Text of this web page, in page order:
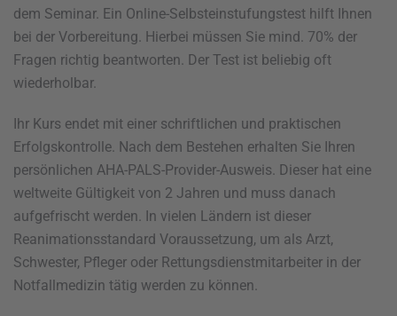
dem Seminar. Ein Online-Selbsteinstufungstest hilft Ihnen
bei der Vorbereitung. Hierbei müssen Sie mind. 70% der
Fragen richtig beantworten. Der Test ist beliebig oft
wiederholbar.
Ihr Kurs endet mit einer schriftlichen und praktischen
Erfolgskontrolle. Nach dem Bestehen erhalten Sie Ihren
persönlichen AHA-PALS-Provider-Ausweis. Dieser hat eine
weltweite Gültigkeit von 2 Jahren und muss danach
aufgefrischt werden. In vielen Ländern ist dieser
Reanimationsstandard Voraussetzung, um als Arzt,
Schwester, Pfleger oder Rettungsdienstmitarbeiter in der
Notfallmedizin tätig werden zu können.